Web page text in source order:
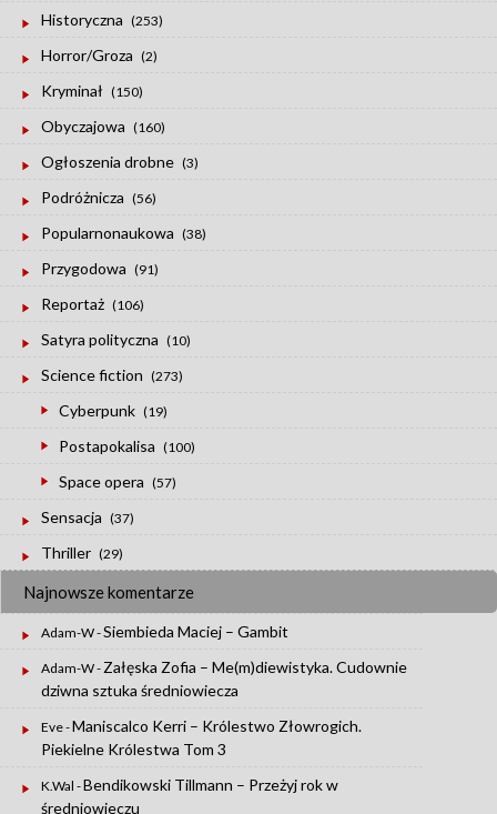
Historyczna (253)
Horror/Groza (2)
Kryminał (150)
Obyczajowa (160)
Ogłoszenia drobne (3)
Podróżnicza (56)
Popularnonaukowa (38)
Przygodowa (91)
Reportaż (106)
Satyra polityczna (10)
Science fiction (273)
Cyberpunk (19)
Postapokalisa (100)
Space opera (57)
Sensacja (37)
Thriller (29)
Najnowsze komentarze
Adam-W-Siembieda Maciej – Gambit
Adam-W- Załęska Zofia – Me(m)diewistyka. Cudownie
dziwna sztuka średniowiecza
Eve-Maniscalco Kerri – Królestwo Złowrogich.
Piekielne Królestwa Tom 3
K.Wal -Bendikowski Tillmann – Przeżyj rok w
średniowieczu